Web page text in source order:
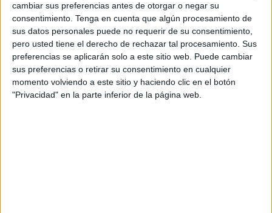
cambiar sus preferencias antes de otorgar o negar su
consentimiento. Tenga en cuenta que algún procesamiento de
sus datos personales puede no requerir de su consentimiento,
pero usted tiene el derecho de rechazar tal procesamiento. Sus
preferencias se aplicarán solo a este sitio web. Puede cambiar
sus preferencias o retirar su consentimiento en cualquier
momento volviendo a este sitio y haciendo clic en el botón
"Privacidad" en la parte inferior de la página web.